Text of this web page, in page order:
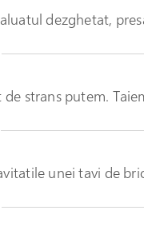
dezghetat,
de strans putem.
unei tavi de